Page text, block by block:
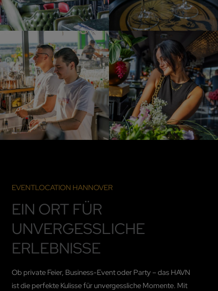
EVENTLOCATION HANNOVER
EIN ORT FÜR
UNVERGESSLICHE
ERLEBNISSE
Ob private Feier, Business-Event oder Party – das HAVN
ist die perfekte Kulisse für unvergessliche Momente. Mit